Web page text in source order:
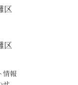
区
区
情報